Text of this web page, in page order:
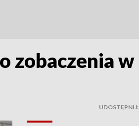
zobaczenia w
UDOSTĘPNIJ: